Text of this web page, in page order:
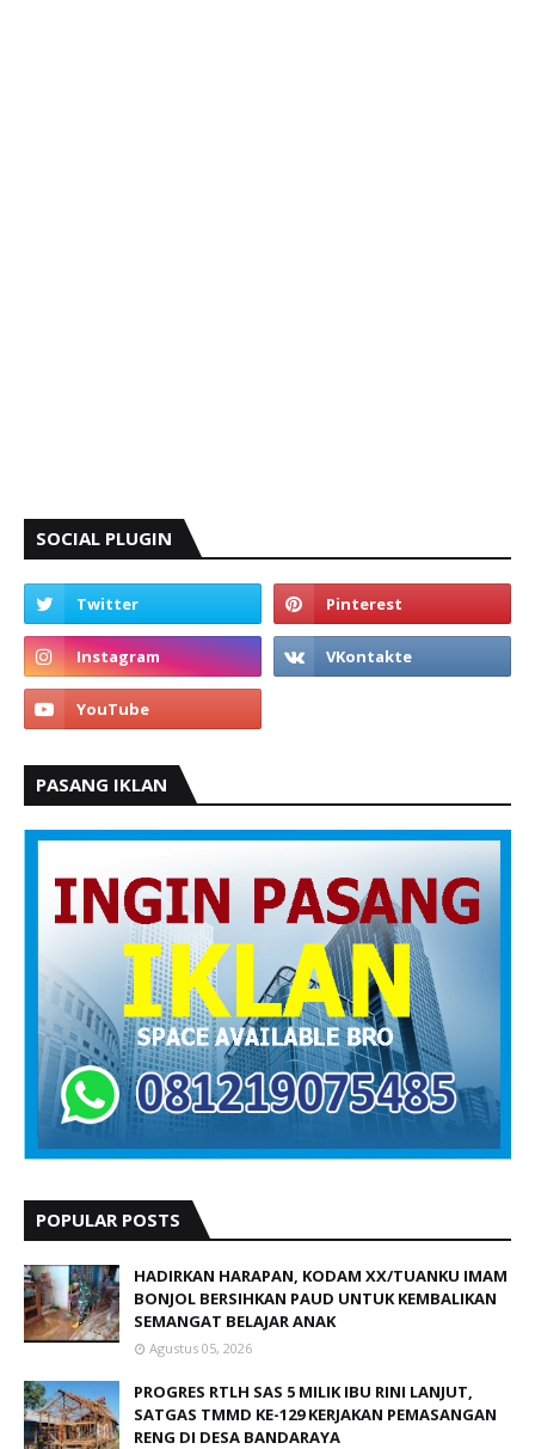
SOCIAL PLUGIN
PASANG IKLAN
POPULAR POSTS
HADIRKAN HARAPAN, KODAM XX/TUANKU IMAM
BONJOL BERSIHKAN PAUD UNTUK KEMBALIKAN
SEMANGAT BELAJAR ANAK
Agustus 05, 2026
PROGRES RTLH SAS 5 MILIK IBU RINI LANJUT,
SATGAS TMMD KE-129 KERJAKAN PEMASANGAN
RENG DI DESA BANDARAYA